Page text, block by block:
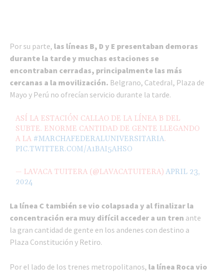
Por su parte, las líneas B, D y E presentaban demoras
durante la tarde y muchas estaciones se
encontraban cerradas, principalmente las más
cercanas a la movilización. Belgrano, Catedral, Plaza de
Mayo y Perú no ofrecían servicio durante la tarde.
ASÍ LA ESTACIÓN CALLAO DE LA LÍNEA B DEL
SUBTE. ENORME CANTIDAD DE GENTE LLEGANDO
A LA #MARCHAFEDERALUNIVERSITARIA.
PIC.TWITTER.COM/A1BAI5AHSO
— LAVACA TUITERA (@LAVACATUITERA)APRIL 23,
2024
La línea C también se vio colapsada y al finalizar la
concentración era muy difícil acceder a un tren ante
la gran cantidad de gente en los andenes con destino a
Plaza Constitución y Retiro.
Por el lado de los trenes metropolitanos, la línea Roca vio